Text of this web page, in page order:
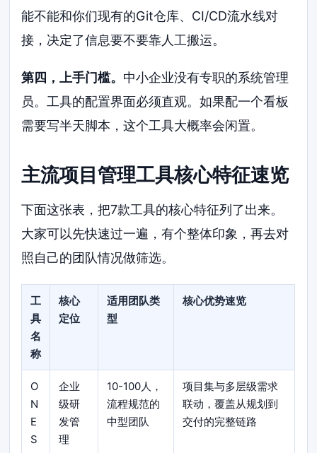
能不能和你们现有的Git仓库、CI/CD流水线对
接，决定了信息要不要靠人工搬运。
第四，上手门槛。 中小企业没有专职的系统管理
员。工具的配置界面必须直观。如果配一个看板
需要写半天脚本，这个工具大概率会闲置。
主流项目管理工具核心特征速览
下面这张表，把7款工具的核心特征列了出来。
大家可以先快速过一遍，有个整体印象，再去对
照自己的团队情况做筛选。
工
具
名
称
核心
定位
适用团队类
型
核心优势速览
O
N
E
S
企业
级研
发管
理
10-100人，
流程规范的
中型团队
项目集与多层级需求
联动，覆盖从规划到
交付的完整链路